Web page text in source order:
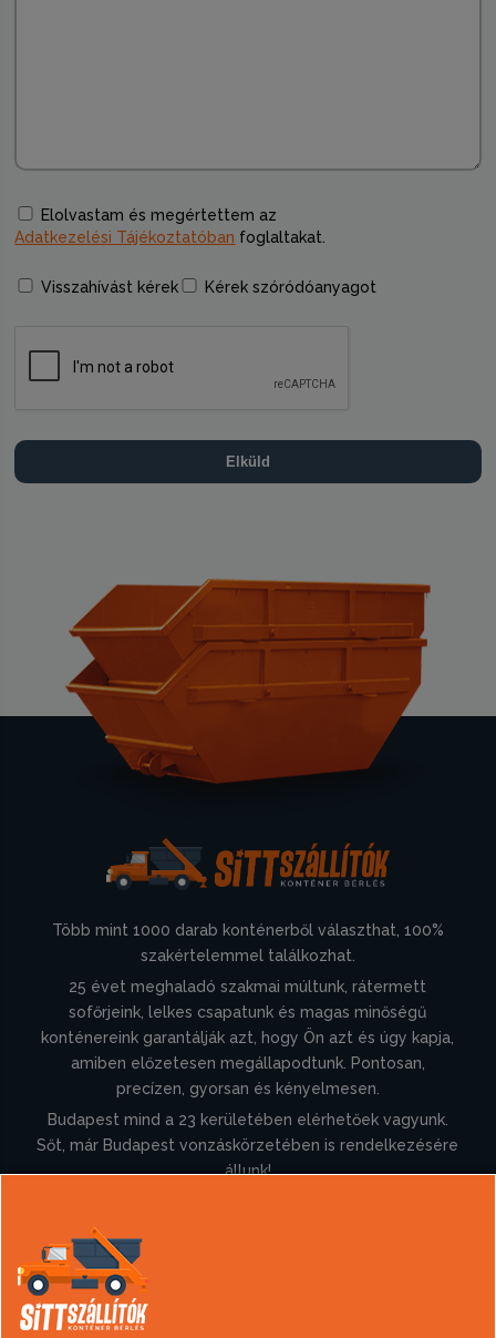
Elolvastam és megértettem az
Adatkezelési Tájékoztatóban foglaltakat.
Visszahívást kérek Kérek szóródóanyagot
Elküld
Több mint 1000 darab konténerből választhat, 100%
szakértelemmel találkozhat.
25 évet meghaladó szakmai múltunk, rátermett
sofőrjeink, lelkes csapatunk és magas minőségű
konténereink garantálják azt, hogy Ön azt és úgy kapja,
amiben előzetesen megállapodtunk. Pontosan,
precízen, gyorsan és kényelmesen.
Budapest mind a 23 kerületében elérhetőek vagyunk.
Sőt, már Budapest vonzáskörzetében is rendelkezésére
állunk!
Konténer rendelés